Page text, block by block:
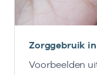
Zorggebruik
Voorbeelden